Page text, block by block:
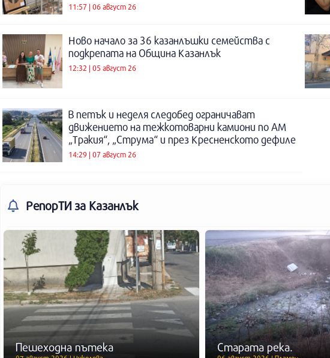
11:57 | 06 август 26
Ново начало за 36 казанлъшки семейства с
подкрепата на Община Казанлък
12:32 | 05 август 26
В петък и неделя следобед ограничават
движението на тежкотоварни камиони по АМ
„Тракия“, „Струма“ и през Кресненското дефиле
14:29 | 07 август 26
РепорТИ за Казанлък
Пешеходна пътека Старата река.